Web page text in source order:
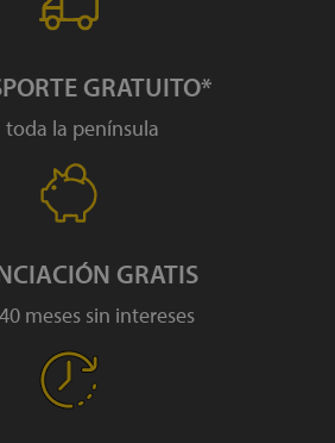
GRATUITO*
toda la península
GRATIS
meses sin intereses